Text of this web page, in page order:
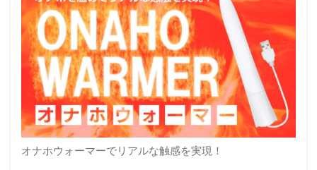
オナホウォーマーでリアルな触感を実現！